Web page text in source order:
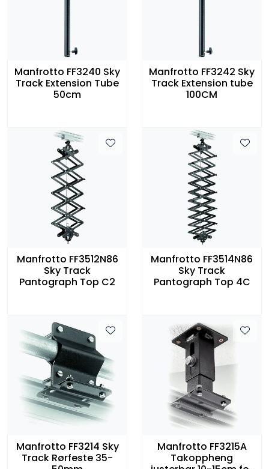
Manfrotto FF3240 Sky
Track Extension Tube
50cm
Manfrotto FF3242 Sky
Track Extension tube
100CM
Manfrotto FF3512N86
Sky Track
Pantograph Top C2
Manfrotto FF3514N86
Sky Track
Pantograph Top 4C
Manfrotto FF3214 Sky
Track Rørfeste 35-
Manfrotto FF3215A
Takoppheng